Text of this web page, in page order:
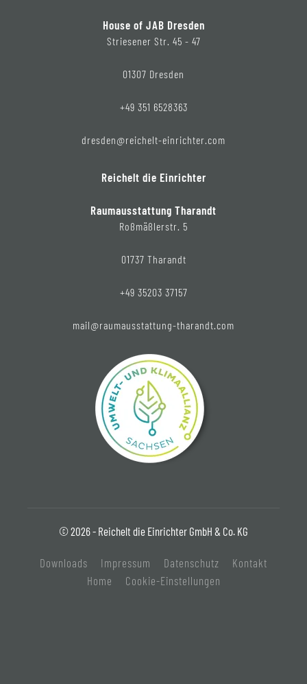
House of JAB Dresden
Striesener Str. 45 - 47
01307 Dresden
+49 351 6528363
dresden@reichelt-einrichter.com
Reichelt die Einrichter
Raumausstattung Tharandt
Roßmäßlerstr. 5
01737 Tharandt
+49 35203 37157
mail@raumausstattung-tharandt.com
© 2026 - Reichelt die Einrichter GmbH & Co. KG
Downloads Impressum Datenschutz
Kontakt
Home
Cookie-Einstellungen